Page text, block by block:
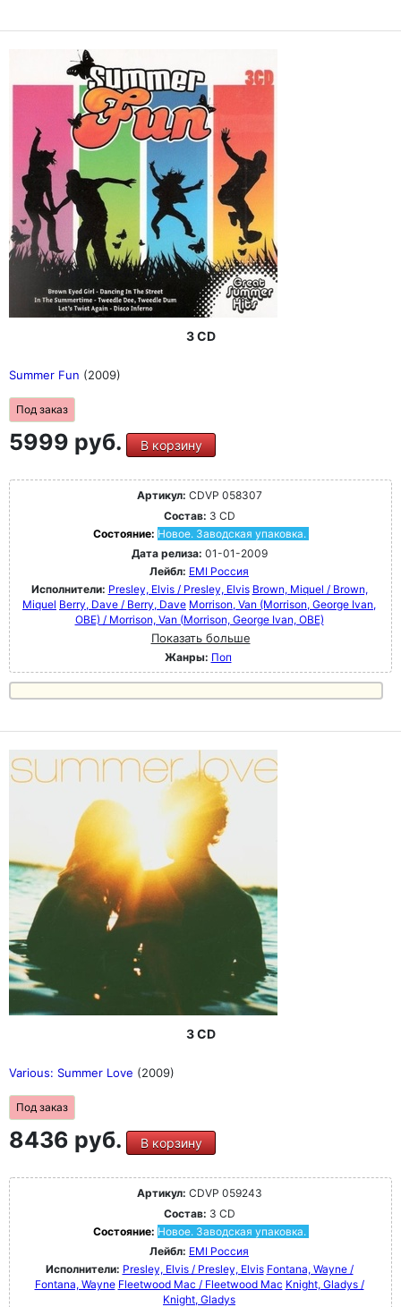
3 CD
Summer Fun (2009)
Под заказ
5999 руб. В корзину
Артикул: CDVP 058307
Состав: 3 CD
Состояние: Новое. Заводская упаковка.
Дата релиза: 01-01-2009
Лейбл: EMI Россия
Исполнители: Presley, Elvis / Presley, Elvis Brown, Miquel / Brown,
Miquel Berry, Dave / Berry, Dave Morrison, Van (Morrison, George Ivan,
OBE) / Morrison, Van (Morrison, George Ivan, OBE)
Показать больше
Жанры: Поп
3 CD
Various: Summer Love (2009)
Под заказ
8436 руб. В корзину
Артикул: CDVP 059243
Состав: 3 CD
Состояние: Новое. Заводская упаковка.
Лейбл: EMI Россия
Исполнители: Presley, Elvis / Presley, Elvis Fontana, Wayne /
Fontana, Wayne Fleetwood Mac / Fleetwood Mac Knight, Gladys /
Knight, Gladys